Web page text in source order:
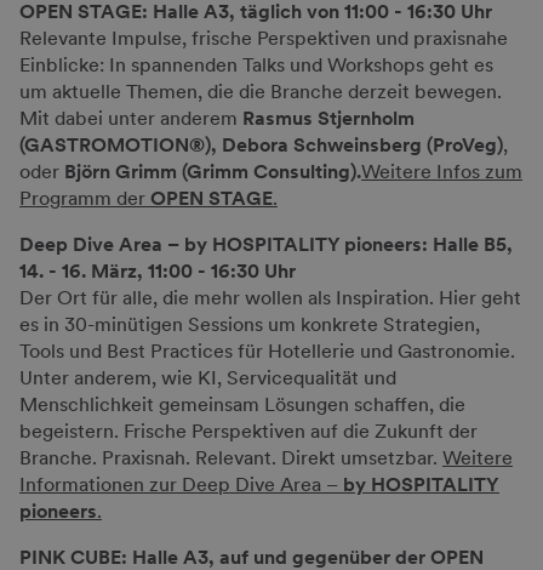
OPEN STAGE: Halle A3, täglich von 11:00 - 16:30 Uhr
Relevante Impulse, frische Perspektiven und praxisnahe
Einblicke: In spannenden Talks und Workshops geht es
um aktuelle Themen, die die Branche derzeit bewegen.
Mit dabei unter anderem Rasmus Stjernholm
(GASTROMOTION®), Debora Schweinsberg (ProVeg),
oder Björn Grimm (Grimm Consulting).Weitere Infos zum
Programm der OPEN STAGE.
Deep Dive Area – by HOSPITALITY pioneers: Halle B5,
14. - 16. März, 11:00 - 16:30 Uhr
Der Ort für alle, die mehr wollen als Inspiration. Hier geht
es in 30-minütigen Sessions um konkrete Strategien,
Tools und Best Practices für Hotellerie und Gastronomie.
Unter anderem, wie KI, Servicequalität und
Menschlichkeit gemeinsam Lösungen schaffen, die
begeistern. Frische Perspektiven auf die Zukunft der
Branche. Praxisnah. Relevant. Direkt umsetzbar. Weitere
Informationen zur Deep Dive Area – by HOSPITALITY
pioneers.
PINK CUBE: Halle A3, auf und gegenüber der OPEN